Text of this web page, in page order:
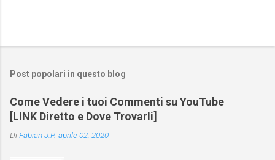
Post popolari in questo blog
Come Vedere i tuoi Commenti su YouTube
[LINK Diretto e Dove Trovarli]
DiFabian J.P. aprile 02, 2020